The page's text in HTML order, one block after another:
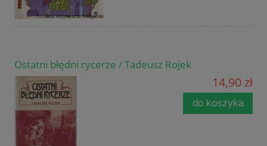
Ostatni błędni rycerze / Tadeusz Rojek
14,90 zł
do koszyka